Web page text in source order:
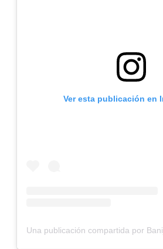
Ver esta publicación en